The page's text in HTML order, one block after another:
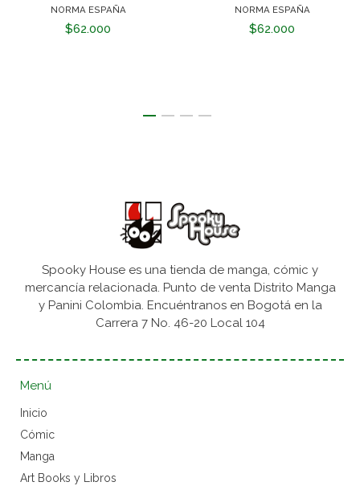
NORMA ESPAÑA
$62.000
NORMA ESPAÑA
$62.000
Spooky House es una tienda de manga, cómic y
mercancía relacionada. Punto de venta Distrito Manga
y Panini Colombia. Encuéntranos en Bogotá en la
Carrera 7 No. 46-20 Local 104
Menú
Inicio
Cómic
Manga
Art Books y Libros